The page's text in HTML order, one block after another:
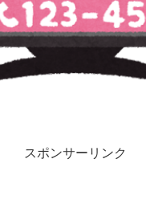
スポンサーリンク